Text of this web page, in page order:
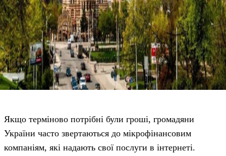
Якщо терміново потрібні були гроші, громадяни
України часто звертаються до мікрофінансовим
компаніям, які надають свої послуги в інтернеті.